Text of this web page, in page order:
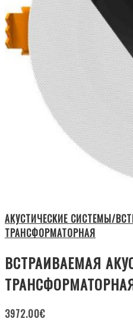
АКУСТИЧЕСКИЕ СИСТЕМЫ/
ТРАНСФОРМАТОРНАЯ
ВСТРАИВАЕМАЯ
ТРАНСФОРМАТОРНАЯ
3972.00€